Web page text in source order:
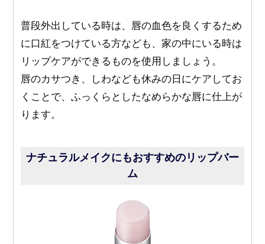
普段外出している時は、唇の血色を良くするため
に口紅をつけている方なども、家の中にいる時は
リップケアができるものを使用しましょう。
唇のカサつき、しわなども休みの日にケアしてお
くことで、ふっくらとしたなめらかな唇に仕上が
ります。
ナチュラルメイクにもおすすめのリップバー
ム